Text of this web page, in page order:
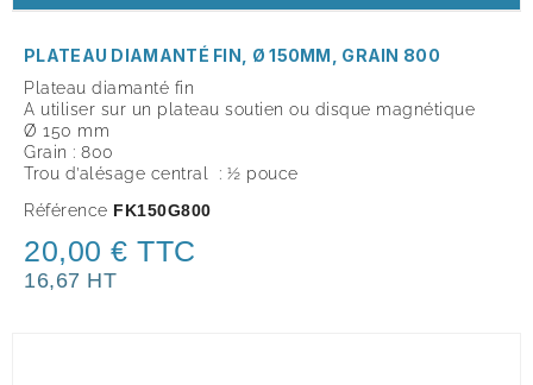
PLATEAU DIAMANTÉ FIN, Ø 150MM, GRAIN 800
Plateau diamanté fin
A utiliser sur un plateau soutien ou disque magnétique
Ø 150 mm
Grain : 800
Trou d’alésage central : ½ pouce
Référence FK150G800
20,00 € TTC
16,67 HT